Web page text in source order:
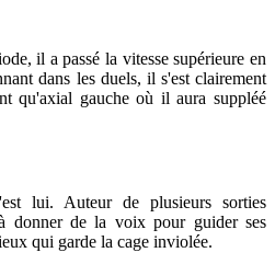
il a passé la vitesse supérieure en
dans les duels, il s'est clairement
qu'axial gauche où il aura suppléé
lui. Auteur de plusieurs sorties
donner de la voix pour guider ses
qui garde la cage inviolée.